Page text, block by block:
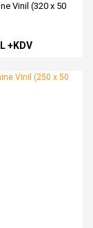
Vinil (320 x 50
+KDV